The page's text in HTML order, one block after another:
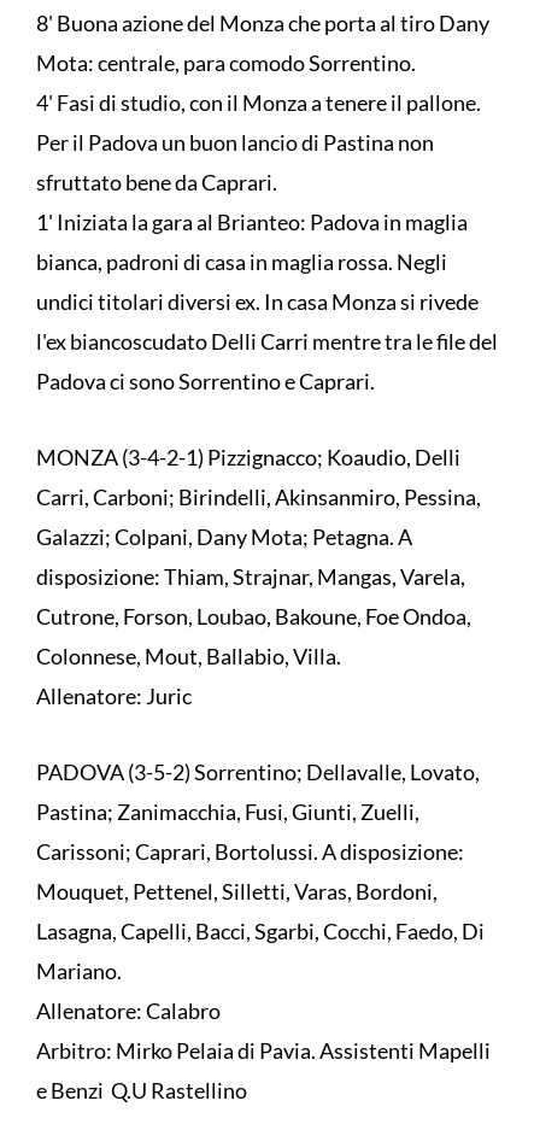
8' Buona azione del Monza che porta al tiro Dany
Mota: centrale, para comodo Sorrentino.
4' Fasi di studio, con il Monza a tenere il pallone.
Per il Padova un buon lancio di Pastina non
sfruttato bene da Caprari.
1' Iniziata la gara al Brianteo: Padova in maglia
bianca, padroni di casa in maglia rossa. Negli
undici titolari diversi ex. In casa Monza si rivede
l'ex biancoscudato Delli Carri mentre tra le file del
Padova ci sono Sorrentino e Caprari.
MONZA (3-4-2-1) Pizzignacco; Koaudio, Delli
Carri, Carboni; Birindelli, Akinsanmiro, Pessina,
Galazzi; Colpani, Dany Mota; Petagna. A
disposizione: Thiam, Strajnar, Mangas, Varela,
Cutrone, Forson, Loubao, Bakoune, Foe Ondoa,
Colonnese, Mout, Ballabio, Villa.
Allenatore: Juric
PADOVA (3-5-2) Sorrentino; Dellavalle, Lovato,
Pastina; Zanimacchia, Fusi, Giunti, Zuelli,
Carissoni; Caprari, Bortolussi. A disposizione:
Mouquet, Pettenel, Silletti, Varas, Bordoni,
Lasagna, Capelli, Bacci, Sgarbi, Cocchi, Faedo, Di
Mariano.
Allenatore: Calabro
Arbitro: Mirko Pelaia di Pavia. Assistenti Mapelli
e Benzi Q.U Rastellino